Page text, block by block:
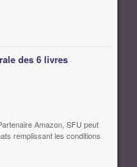
des 6 livres
Amazon, SFU peut
remplissant les conditions